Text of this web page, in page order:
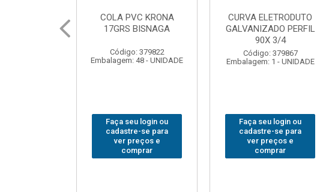
CURVA ELETRODUTO
GALVANIZADO PERFIL
Código: 379867
Embalagem: 1 - UNIDADE
Faça seu login ou
cadastre-se para
ver preços e
comprar
SOQUETE COM
FOTOCELULA EXATRON
COM SENSOR
SPT0E27XC
Código: 379788
Faça seu login ou
cadastre-se para
ver preços e
comprar